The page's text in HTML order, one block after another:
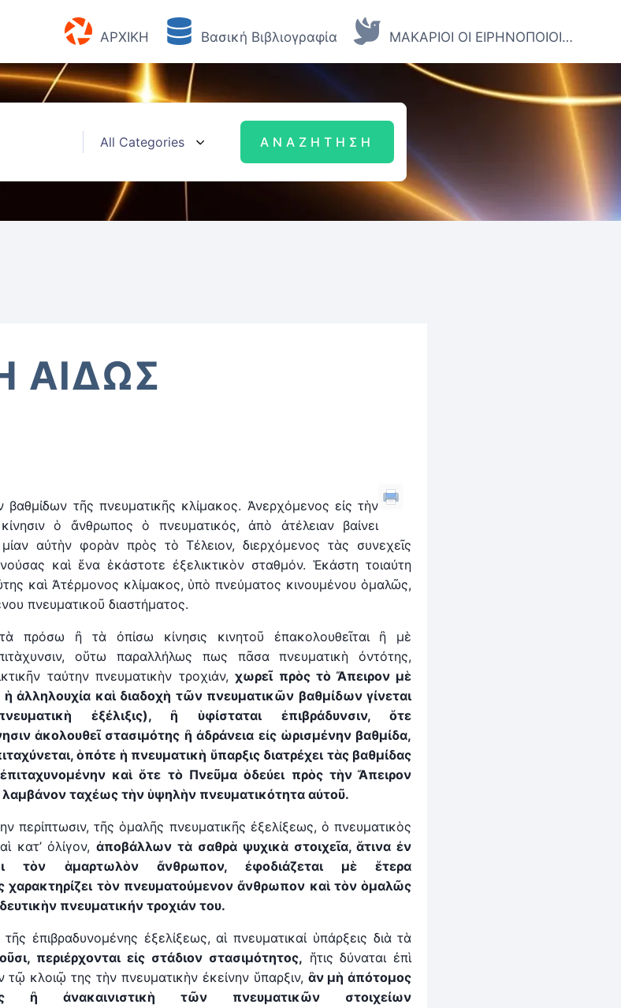
ΑΡΧΙΚΗ Βασική Βιβλιογραφία ΜΑΚΑΡΙΟΙ ΟΙ ΕΙΡΗΝΟΠΟΙΟΙ…
ΑΙΔΩΣ
τῆς πνευματικῆς κλίμακος. Ἀνερχόμενος εἰς τὴν
ὁ ἄνθρωπος ὁ πνευματικός, ἀπὸ ἀτέλειαν βαίνει
αὐτὴν φορὰν πρὸς τὸ Τέλειον, διερχόμενος τὰς συνεχεῖς
καὶ ἕνα ἑκάστοτε ἐξελικτικὸν σταθμόν. Ἑκάστη τοιαύτη
καὶ Ἀτέρμονος κλίμακος, ὑπὸ πνεύματος κινουμένου ὁμαλῶς,
πνευματικοῦ διαστήματος.
ἢ τὰ ὀπίσω κίνησις κινητοῦ ἐπακολουθεῖται ἢ μὲ
οὕτω παραλλήλως πως πᾶσα πνευματικὴ ὀντότης,
ταύτην πνευματικὴν τροχιάν,χωρεῖ πρὸς τὸ Ἄπειρον μὲ
ἡ ἀλληλουχία καὶ διαδοχὴ τῶν πνευματικῶν βαθμίδων γίνεται
ἐξέλιξις), ἢ ὑφίσταται ἐπιβράδυνσιν, ὅτε
ἀκολουθεῖ στασιμότης ἢ ἀδράνεια εἰς ὡρισμένην βαθμίδα,
ὁπότε ἡ πνευματικὴ ὕπαρξις διατρέχει τὰς βαθμίδας
καὶ ὅτε τὸ Πνεῦμα ὁδεύει πρὸς τὴν Ἄπειρον
λαμβάνον ταχέως τὴν ὑψηλὴν πνευματικότητα αὐτοῦ.
περίπτωσιν, τῆς ὁμαλῆς πνευματικῆς ἐξελίξεως, ὁ πνευματικὸς
κατ’ ὀλίγον,ἀποβάλλων τὰ σαθρὰ ψυχικὰστοιχεῖα, ἅτιναἐν
τὸν ἁμαρτωλὸν ἄνθρωπον, ἐφοδιάζεται μὲ ἕτερα
χαρακτηρίζει τὸν πνευματούμενον ἄνθρωπον καὶ τὸν ὁμαλῶς
ὴν πνευματικήν τροχιάν του.
ἐπιβραδυνομένης ἐξελίξεως, αἱ πνευματικαί ὑπάρξεις διὰ τὰ
περιέρχονται εἰς στάδιον στασιμότητος, ἥτις δύναται ἐπὶ
κλοιῷ της τὴν πνευματικὴν ἐκείνην ὕπαρξιν, ἂν μὴ ἀπότομος
ἢἀνακαινιστικὴ τῶν πνευματικῶν στοιχείων